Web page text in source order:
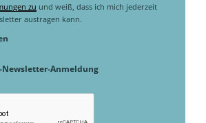
zu und weiß, dass ich mich jederzeit
austragen kann.
Newsletter-Anmeldung